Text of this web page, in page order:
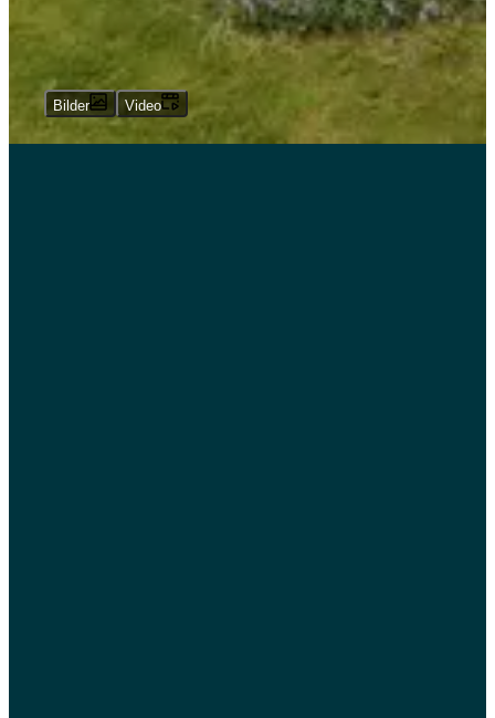
Bilder Video